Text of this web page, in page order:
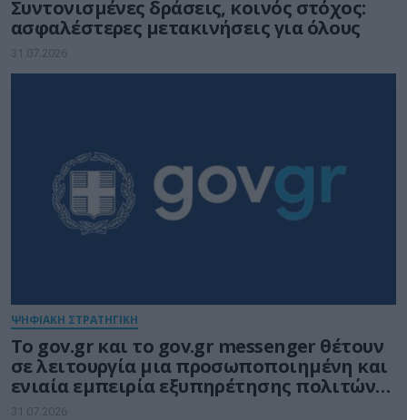
Συντονισμένες δράσεις, κοινός στόχος:
ασφαλέστερες μετακινήσεις για όλους
31.07.2026
ΨΗΦΙΑΚΗ ΣΤΡΑΤΗΓΙΚΗ
Το gov.gr και το gov.gr messenger θέτουν
σε λειτουργία μια προσωποποιημένη και
ενιαία εμπειρία εξυπηρέτησης πολιτών
και επιχειρήσεων
31.07.2026